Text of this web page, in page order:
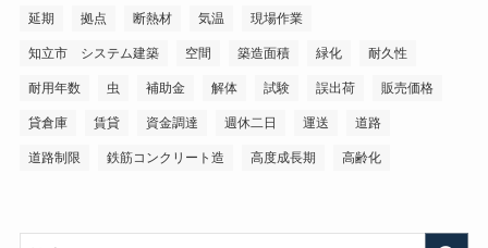
延期 拠点 断熱材 気温 現場作業
知立市 システム建築 空間 築造面積 緑化 耐久性
耐用年数 虫 補助金 解体 試験 誤出荷 販売価格
貸倉庫 賃貸 資金調達 週休二日 運送 道路
道路制限 鉄筋コンクリート造 高度成長期 高齢化